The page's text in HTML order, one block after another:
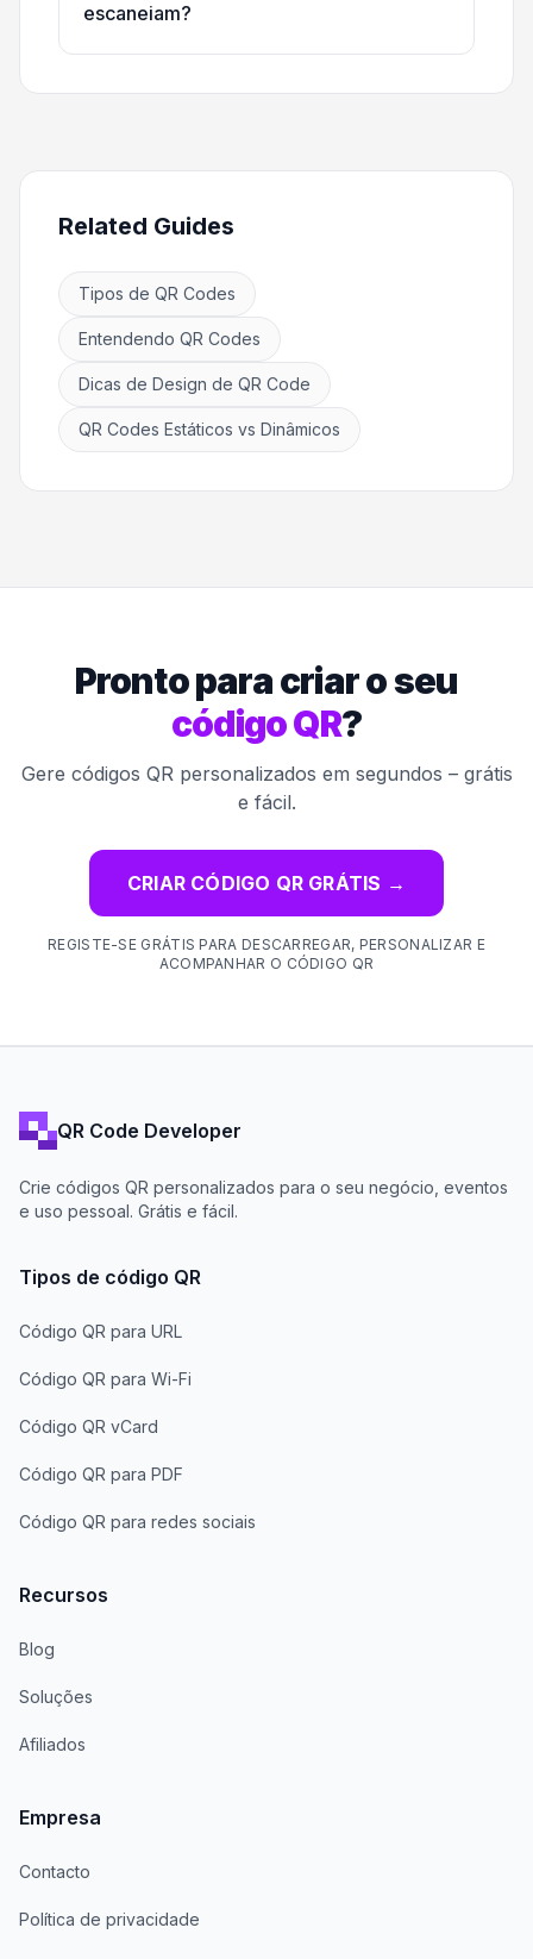
escaneiam?
Related Guides
Tipos de QR Codes
Entendendo QR Codes
Dicas de Design de QR Code
QR Codes Estáticos vs Dinâmicos
Pronto para criar o seu
código QR?
Gere códigos QR personalizados em segundos – grátis
e fácil.
CRIAR CÓDIGO QR GRÁTIS →
REGISTE-SE GRÁTIS PARA DESCARREGAR, PERSONALIZAR E
ACOMPANHAR O CÓDIGO QR
QR Code Developer
Crie códigos QR personalizados para o seu negócio, eventos
e uso pessoal. Grátis e fácil.
Tipos de código QR
Código QR para URL
Código QR para Wi-Fi
Código QR vCard
Código QR para PDF
Código QR para redes sociais
Recursos
Blog
Soluções
Afiliados
Empresa
Contacto
Política de privacidade